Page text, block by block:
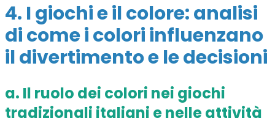
4. I giochi e il colore: analisi
di come i colori influenzano
il divertimento e le decisioni
a. Il ruolo dei colori nei giochi
tradizionali italiani e nelle attività